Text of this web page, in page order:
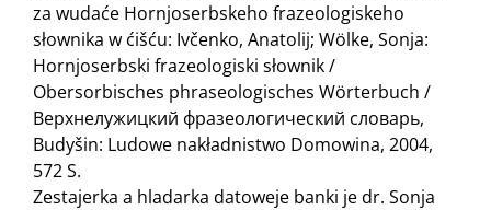
za wudaće Hornjoserbskeho frazeologiskeho
słownika w ćišću: Ivčenko, Anatolij; Wölke, Sonja:
Hornjoserbski frazeologiski słownik /
Obersorbisches phraseologisches Wörterbuch /
Верхнелужицкий фразеологический словарь,
Budyšin: Ludowe nakładnistwo Domowina, 2004,
572 S.
Zestajerka a hladarka datoweje banki je dr. Sonja